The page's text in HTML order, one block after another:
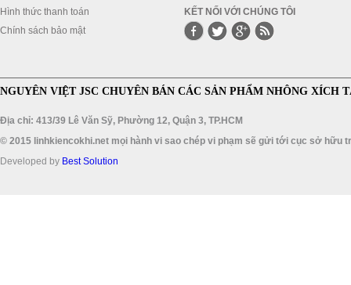
Hình thức thanh toán
Chính sách bảo mật
KẾT NỐI VỚI CHÚNG TÔI
NGUYÊN VIỆT JSC CHUYÊN BÁN CÁC SẢN PHẨM NHÔNG XÍCH
Địa chỉ: 413/39 Lê Văn Sỹ, Phường 12, Quận 3, TP.HCM
© 2015 linhkiencokhi.net mọi hành vi sao chép vi phạm sẽ gửi tới cục sở hữu
Developed by Best Solution